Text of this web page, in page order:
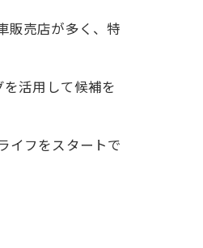
販売店が多く、特
活用して候補を
イフをスタートで